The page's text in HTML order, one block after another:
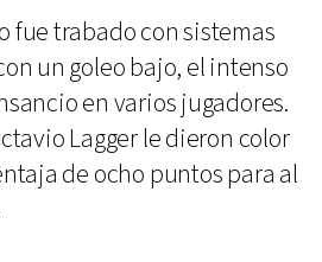
fue trabado con sistemas
un goleo bajo, el intenso
en varios jugadores.
Lagger le dieron color
de ocho puntos para al